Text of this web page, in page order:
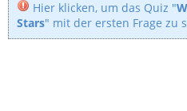
Hier klicken, um das Quiz "
Stars" mit der ersten Frage zu